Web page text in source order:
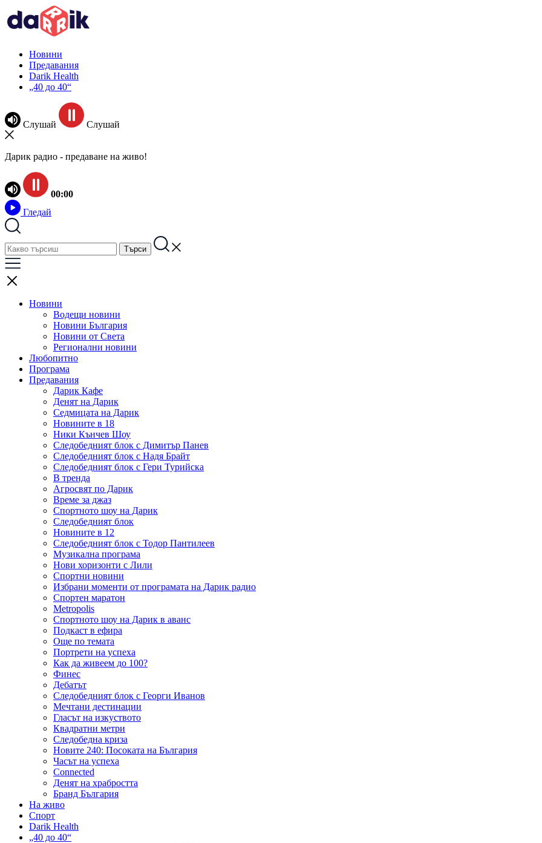
Новини
Предавания
Darik Health
„40 до 40“
Слушай Слушай
Дарик радио - предаване на живо!
00:00
Гледай
Новини
Водещи новини
Новини България
Новини от Света
Регионални новини
Любопитно
Програма
Предавания
Дарик Кафе
Денят на Дарик
Седмицата на Дарик
Новините в 18
Ники Кънчев Шоу
Следобедният блок с Димитър Панев
Следобедният блок с Надя Брайт
Следобедният блок с Гери Турийска
В тренда
Агросвят по Дарик
Време за джаз
Спортното шоу на Дарик
Следобедният блок
Новините в 12
Следобедният блок с Тодор Пантилеев
Музикална програма
Нови хоризонти с Лили
Спортни новини
Избрани моменти от програмата на Дарик радио
Спортен маратон
Metropolis
Спортното шоу на Дарик в аванс
Подкаст в ефира
Още по темата
Портрети на успеха
Как да живеем до 100?
Финес
Дебатът
Следобедният блок с Георги Иванов
Мечтани дестинации
Гласът на изкуството
Квадратни метри
Следобедна криза
Новите 240: Посоката на България
Часът на успеха
Connected
Денят на храбростта
Бранд България
На живо
Спорт
Darik Health
„40 до 40“